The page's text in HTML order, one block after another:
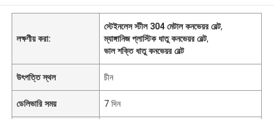
লক্ষণীয় করা:
স্টেইনলেস স্টীল 304 মেটাল কনভেয়র বেল্ট,
ম্যাঙ্গানিজ প্লাস্টিক ধাতু কনভেয়র বেল্ট,
ভাল শক্তি ধাতু কনভেয়র বেল্ট
উৎপত্তি স্থল চীন
ডেলিভারি সময় 7 দিন